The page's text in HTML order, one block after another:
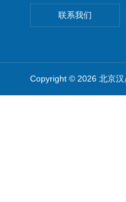
联系我们
Copyright © 2026 北京